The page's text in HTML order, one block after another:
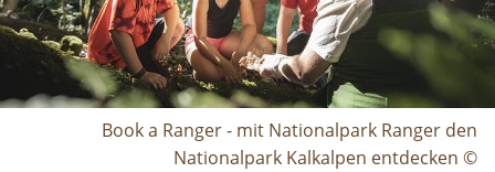
Book a Ranger - mit Nationalpark Ranger den
Nationalpark Kalkalpen entdecken ©